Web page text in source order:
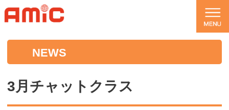
NEWS
3月チャットクラス